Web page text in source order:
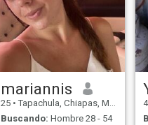
mariannis
25 • Tapachula, Chiapas, México
Buscando: Hombre 28 - 54